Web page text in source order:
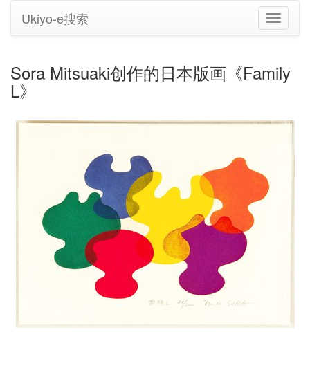
切
换
Ukiyo-e搜索
Sora Mitsuaki创作的日本版画《Family
L》